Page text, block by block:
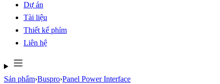
Dự án
Tài liệu
Thiết kế phím
Liên hệ
Sản phẩm›Buspro›Panel Power Interface